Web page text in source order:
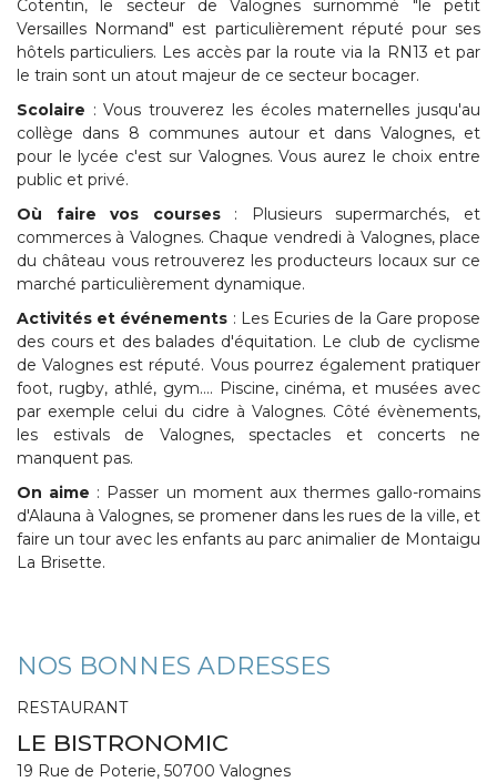
Cotentin, le secteur de Valognes surnommé "le petit
Versailles Normand" est particulièrement réputé pour ses
hôtels particuliers. Les accès par la route via la RN13 et par
le train sont un atout majeur de ce secteur bocager.
Scolaire : Vous trouverez les écoles maternelles jusqu'au
collège dans 8 communes autour et dans Valognes, et
pour le lycée c'est sur Valognes. Vous aurez le choix entre
public et privé.
Où faire vos courses: Plusieurs supermarchés, et
commerces à Valognes. Chaque vendredi à Valognes, place
du château vous retrouverez les producteurs locaux sur ce
marché particulièrement dynamique.
Activités et événements : Les Ecuries de la Gare propose
des cours et des balades d'équitation. Le club de cyclisme
de Valognes est réputé. Vous pourrez également pratiquer
foot, rugby, athlé, gym…. Piscine, cinéma, et musées avec
par exemple celui du cidre à Valognes. Côté évènements,
les estivals de Valognes, spectacles et concerts ne
manquent pas.
On aime : Passer un moment aux thermes gallo-romains
d'Alauna à Valognes, se promener dans les rues de la ville, et
faire un tour avec les enfants au parc animalier de Montaigu
La Brisette.
NOS BONNES ADRESSES
RESTAURANT
LE BISTRONOMIC
19 Rue de Poterie, 50700 Valognes